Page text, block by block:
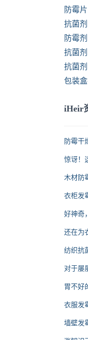
准
品工
防霉
长效
片轻
抗菌
螨效
防霉
霉剂
抗菌
更好
抗菌
化定
包装
iHeir
防霉干
惊讶！
木材防
衣柜发
好神奇
还在为
纺织抗
对于屡
胃不好
衣服发
墙壁发